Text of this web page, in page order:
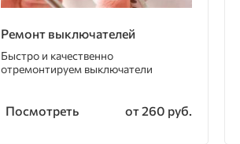
Ремонт выключателей
Быстро и качественно
отремонтируем выключатели
Посмотреть от 260 руб.